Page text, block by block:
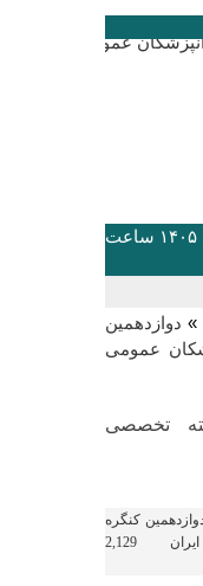
۞ امروز جمعه, ۱۶ مرداد , ۱۴۰۵ ساعت
» دوازدهمین
عمومی
تخصصی
کنگره
2,129